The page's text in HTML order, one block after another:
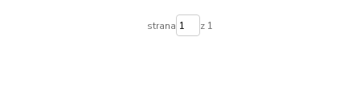
strana z 1